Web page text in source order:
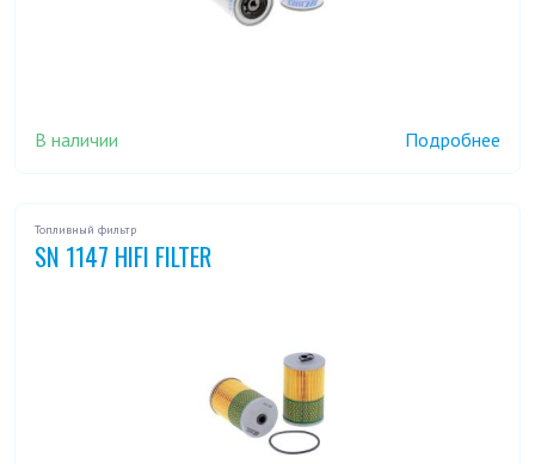
В наличии Подробнее
Топливный фильтр
SN 1147 HIFI FILTER